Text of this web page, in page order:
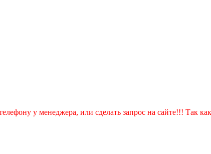
у менеджера, или сделать запрос на сайте!!! Так